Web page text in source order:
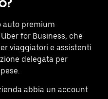
auto premium
for Business, che
viaggiatori e assistenti
delegata per
abbia un account